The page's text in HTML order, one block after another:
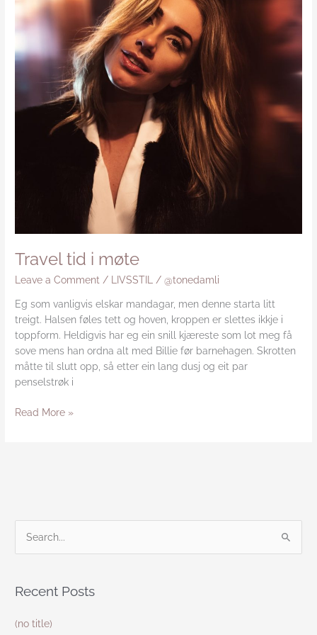
Travel tid i møte
Leave a Comment / LIVSSTIL /@tonedamli
Eg som vanligvis elskar mandagar, men denne starta litt
treigt. Halsen føles tett og hoven, kroppen er slettes ikkje i
toppform. Heldigvis har eg ein snill kjæreste som lot meg få
sove mens han ordna alt med Billie før barnehagen. Skrotten
måtte til slutt opp, så etter ein lang dusj og eit par
penselstrøk i
Read More »
rRecent Posts
(no title)